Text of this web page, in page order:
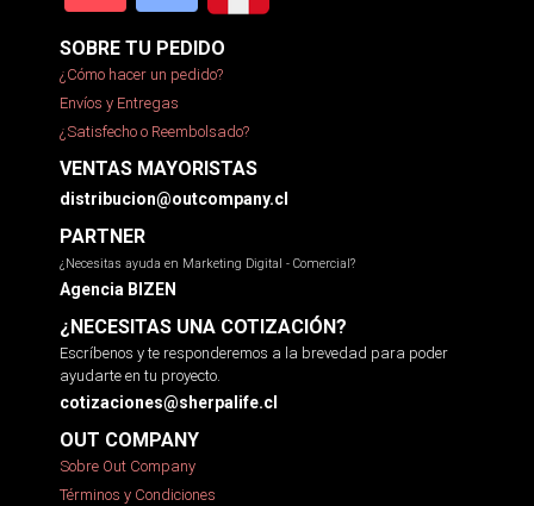
SOBRE TU PEDIDO
¿Cómo hacer un pedido?
Envíos y Entregas
¿Satisfecho o Reembolsado?
VENTAS MAYORISTAS
distribucion@outcompany.cl
PARTNER
¿Necesitas ayuda en Marketing Digital - Comercial?
Agencia BIZEN
¿NECESITAS UNA COTIZACIÓN?
Escríbenos y te responderemos a la brevedad para poder
ayudarte en tu proyecto.
cotizaciones@sherpalife.cl
OUT COMPANY
Sobre Out Company
Términos y Condiciones